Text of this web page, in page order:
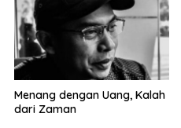
Menang dengan Uang, Kalah
dari Zaman